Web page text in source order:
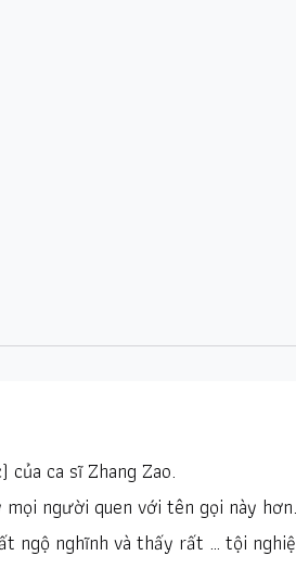
của ca sĩ Zhang Zao.
mọi người quen với tên gọi này hơn.
ngộ nghĩnh và thấy rất … tội